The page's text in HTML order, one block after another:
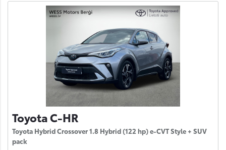
Toyota C-HR
Toyota Hybrid Crossover 1.8 Hybrid (122 hp) e-CVT Style + SUV
pack